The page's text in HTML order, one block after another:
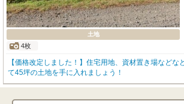
土地
4枚
【価格改定しました！】住宅用地、資材置き場などな
て45坪の土地を手に入れましょう！